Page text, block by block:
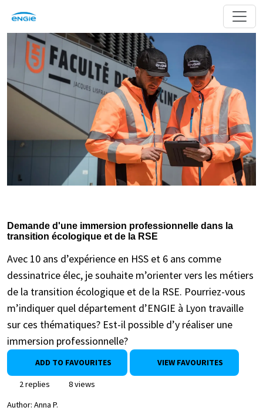
Demande d'une immersion professionnelle dans la
transition écologique et de la RSE
Avec 10 ans d’expérience en HSS et 6 ans comme
dessinatrice élec, je souhaite m’orienter vers les métiers
de la transition écologique et de la RSE. Pourriez-vous
m’indiquer quel département d’ENGIE à Lyon travaille
sur ces thématiques? Est-il possible d’y réaliser une
immersion professionnelle?
ADD TO FAVOURITES VIEW FAVOURITES
2 replies
8 views
Author: Anna P.